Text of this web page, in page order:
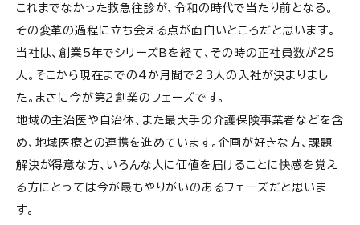
これまでなかった救急往診が、令和の時代で当たり前となる。
その変革の過程に立ち会える点が面白いところだと思います。
当社は、創業5年でシリーズBを経て、その時の正社員数が25
人。そこから現在までの4か月間で23人の入社が決まりまし
た。まさに今が第2創業のフェーズです。
地域の主治医や自治体、また最大手の介護保険事業者などを含
め、地域医療との連携を進めています。企画が好きな方、課題
解決が得意な方、いろんな人に価値を届けることに快感を覚え
る方にとっては今が最もやりがいのあるフェーズだと思いま
す。